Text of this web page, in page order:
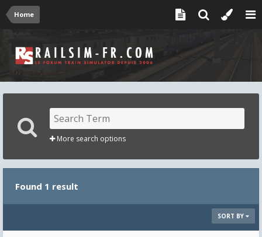
Home
More search options
Found 1 result
SORT BY